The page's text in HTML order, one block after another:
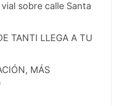
sobre calle Santa
TANTI LLEGA A TU
MÁS